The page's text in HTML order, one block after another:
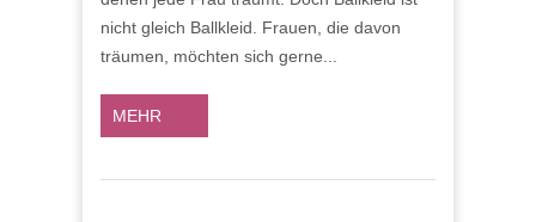
TRAUMHAFTEN
nicht gleich Ballkleid. Frauen, die davon
träumen, möchten sich gerne...
MEHR